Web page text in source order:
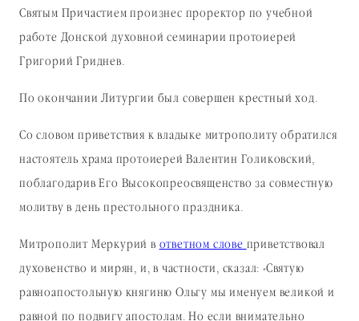
Святым Причастием произнес проректор по учебной
работе Донской духовной семинарии протоиерей
Григорий Гриднев.
По окончании Литургии был совершен крестный ход.
Со словом приветствия к владыке митрополиту обратился
настоятель храма протоиерей Валентин Голиковский,
поблагодарив Его Высокопреосвященство за совместную
молитву в день престольного праздника.
Митрополит Меркурий вответном словеприветствовал
духовенство и мирян, и, в частности, сказал: «Святую
равноапостольную княгиню Ольгу мы именуем великой и